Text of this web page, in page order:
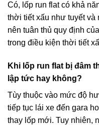
Có, lốp run flat có khả
thời tiết xấu như tuyết
nên tuân thủ quy định
trong điều kiện thời tiết
Khi lốp run flat bị đâm
lập tức hay không?
Tùy thuộc vào mức độ
tiếp tục lái xe đến gara
thay lốp mới. Tuy nhiên,